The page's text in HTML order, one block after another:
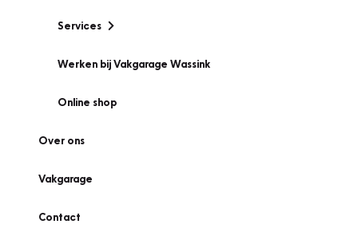
Services
Werken bij Vakgarage Wassink
Online shop
Over ons
Vakgarage
Contact